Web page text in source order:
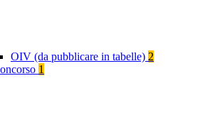
OIV (da pubblicare in tabelle) 2
1